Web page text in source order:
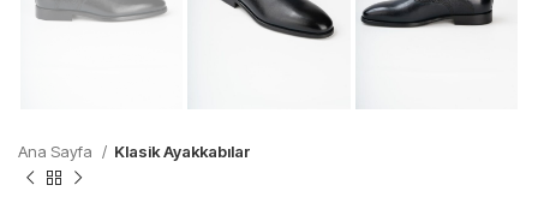
Ana Sayfa Klasik Ayakkabılar